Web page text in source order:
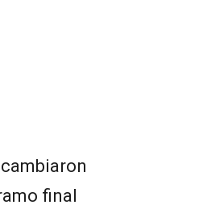
final